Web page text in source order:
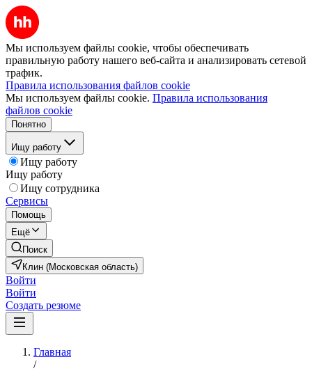
Мы используем файлы cookie, чтобы обеспечивать
правильную работу нашего веб-сайта и анализировать сетевой
трафик.
Правила использования файлов cookie
Мы используем файлы cookie. Правила использования
файлов cookie
Понятно
Ищу работу
Ищу работу
Ищу работу
Ищу сотрудника
Сервисы
Помощь
Ещё
Поиск
Клин (Московская область)
Войти
Войти
Создать резюме
Главная
/